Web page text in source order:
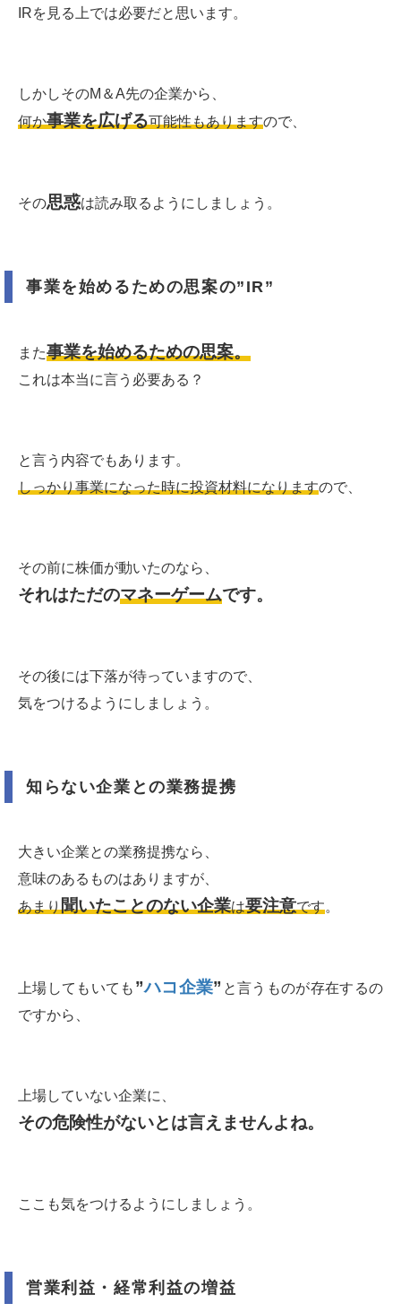
IRを見る上では必要だと思います。
しかしそのM＆A先の企業から、
何か事業を広げる可能性もありますので、
その思惑は読み取るようにしましょう。
事業を始めるための思案の”IR”
また事業を始めるための思案。
これは本当に言う必要ある？
と言う内容でもあります。
しっかり事業になった時に投資材料になりますので、
その前に株価が動いたのなら、
それはただのマネーゲームです。
その後には下落が待っていますので、
気をつけるようにしましょう。
知らない企業との業務提携
大きい企業との業務提携なら、
意味のあるものはありますが、
あまり聞いたことのない企業は要注意です。
上場してもいても ”ハコ企業” と言うものが存在するの
ですから、
上場していない企業に、
その危険性がないとは言えませんよね。
ここも気をつけるようにしましょう。
営業利益・経常利益の増益